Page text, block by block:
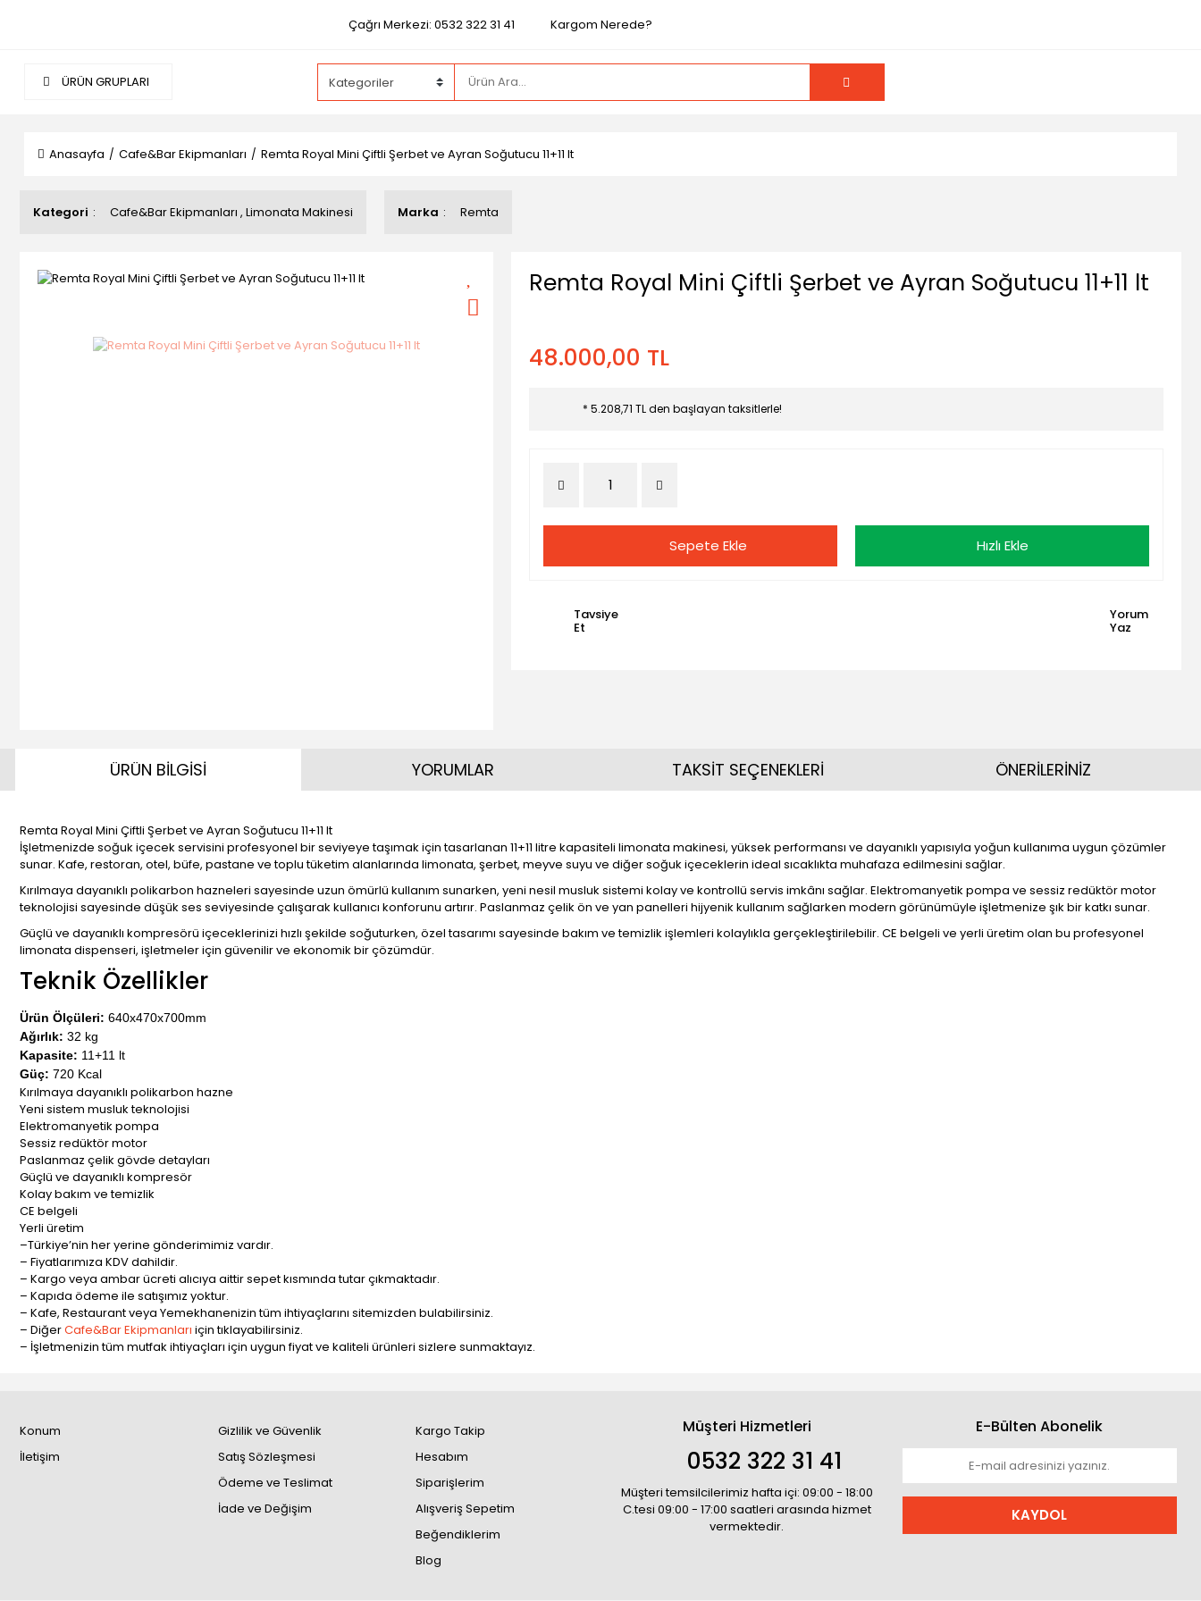
Çağrı Merkezi: 0532 322 31 41 Kargom Nerede?
ÜRÜN GRUPLARI
Anasayfa Cafe&Bar Ekipmanları Remta Royal Mini Çiftli Şerbet ve Ayran Soğutucu 11+11 lt
Kategori Cafe&Bar Ekipmanları , Limonata Makinesi Marka Remta
Remta Royal Mini Çiftli Şerbet ve Ayran Soğutucu 11+11 lt
48.000,00 TL
* 5.208,71 TL den başlayan taksitlerle!
Sepete Ekle Hızlı Ekle
Tavsiye
Et
Yorum
Yaz
ÜRÜN BİLGİSİ
Remta Royal Mini Çiftli Şerbet ve Ayran Soğutucu 11+11 lt
İşletmenizde soğuk içecek servisini profesyonel bir seviyeye taşımak için tasarlanan 11+11 litre kapasiteli limonata makinesi, yüksek performansı ve dayanıklı yapısıyla yoğun kullanıma uygun çözümler
sunar. Kafe, restoran, otel, büfe, pastane ve toplu tüketim alanlarında limonata, şerbet, meyve suyu ve diğer soğuk içeceklerin ideal sıcaklıkta muhafaza edilmesini sağlar.
Kırılmaya dayanıklı polikarbon hazneleri sayesinde uzun ömürlü kullanım sunarken, yeni nesil musluk sistemi kolay ve kontrollü servis imkânı sağlar. Elektromanyetik pompa ve sessiz redüktör motor
teknolojisi sayesinde düşük ses seviyesinde çalışarak kullanıcı konforunu artırır. Paslanmaz çelik ön ve yan panelleri hijyenik kullanım sağlarken modern görünümüyle işletmenize şık bir katkı sunar.
Güçlü ve dayanıklı kompresörü içeceklerinizi hızlı şekilde soğuturken, özel tasarımı sayesinde bakım ve temizlik işlemleri kolaylıkla gerçekleştirilebilir. CE belgeli ve yerli üretim olan bu profesyonel
limonata dispenseri, işletmeler için güvenilir ve ekonomik bir çözümdür.
Teknik Özellikler
Ürün Ölçüleri: 640x470x700mm
Ağırlık: 32 kg
Kapasite: 11+11 lt
Güç: 720 Kcal
Kırılmaya dayanıklı polikarbon hazne
Yeni sistem musluk teknolojisi
Elektromanyetik pompa
Sessiz redüktör motor
Paslanmaz çelik gövde detayları
Güçlü ve dayanıklı kompresör
Kolay bakım ve temizlik
CE belgeli
Yerli üretim
–Türkiye’nin her yerine gönderimimiz vardır.
– Fiyatlarımıza KDV dahildir.
– Kargo veya ambar ücreti alıcıya aittir sepet kısmında tutar çıkmaktadır.
– Kapıda ödeme ile satışımız yoktur.
– Kafe, Restaurant veya Yemekhanenizin tüm ihtiyaçlarını sitemizden bulabilirsiniz.
– DiğerCafe&Bar Ekipmanları için tıklayabilirsiniz.
– İşletmenizin tüm mutfak ihtiyaçları için uygun fiyat ve kaliteli ürünleri sizlere sunmaktayız.
YORUMLAR TAKSİT SEÇENEKLERİ ÖNERİLERİNİZ
Konum
İletişim
Gizlilik ve Güvenlik
Satış Sözleşmesi
Ödeme ve Teslimat
İade ve Değişim
Kargo Takip
Hesabım
Siparişlerim
Alışveriş Sepetim
Beğendiklerim
Blog
Müşteri Hizmetleri
0532 322 31 41
Müşteri temsilcilerimiz hafta içi: 09:00 - 18:00
C.tesi 09:00 - 17:00 saatleri arasında hizmet
vermektedir.
E-Bülten Abonelik
KAYDOL